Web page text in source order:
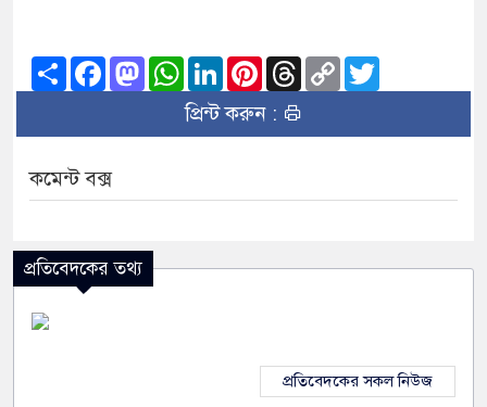
প্রধানমন্ত্রীর সঙ্গে নবনিযুক্ত
হামের উপসর্গে আরও ৬ প্রাণহানি,
জামায়াত ফেরেশতাদের দল নয়,
ShareFacebook
Mastodon
WhatsApp
LinkedInPinterest
Threads
Copy
Link
প্রিন্ট করুন :
কমেন্ট বক্স
প্রতিবেদকের তথ্য
প্রতিবেদকের সকল নিউজ